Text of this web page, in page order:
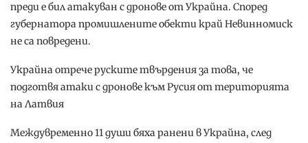
преди е бил атакуван с дронове от Украйна. Според
губернатора промишлените обекти край Невинномиск
не са повредени.
Украйна отрече руските твърдения за това, че
подготвя атаки с дронове към Русия от територията
на Латвия
Междувременно 11 души бяха ранени в Украйна, след